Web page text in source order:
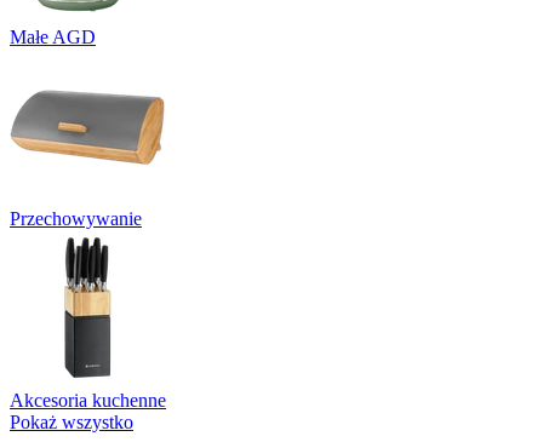
Małe AGD
Przechowywanie
Akcesoria kuchenne
Pokaż wszystko